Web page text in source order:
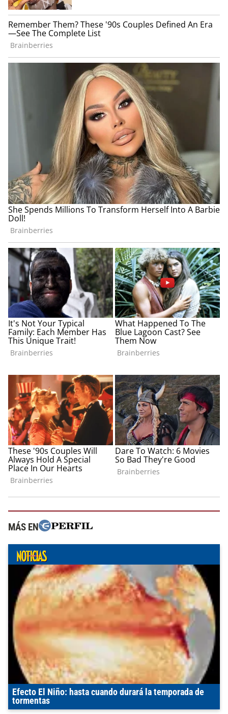
MÁS EN
Efecto El Niño: hasta cuando durará la temporada de
tormentas